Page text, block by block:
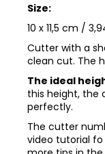
Size:
10 x 11,5 cm /
Cutter with a
clean cut. The
The ideal
this height, the
perfectly.
The cutter
video tutorial